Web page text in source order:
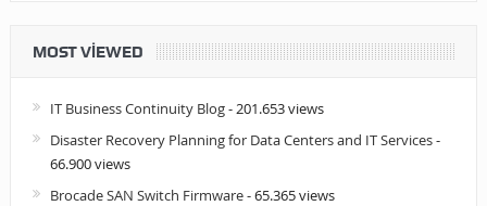
MOST VIEWED
IT Business Continuity Blog- 201.653 views
Disaster Recovery Planning for Data Centers and IT Services-
66.900 views
Brocade SAN Switch Firmware- 65.365 views